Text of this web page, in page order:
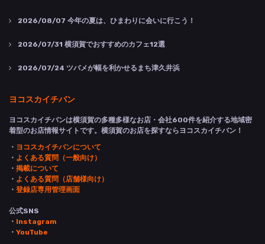
2026/08/07 今年の夏は、ひまわりに会いに行こう！
2026/07/31 横須賀でおすすめのカフェ12選
2026/07/24 ツバメが幅を利かせるまち津久井浜
ヨコスカイチバン
ヨコスカイチバンは横須賀の多種多様なお店・会社600件を紹介する地域密
着型のお店情報サイトです。横須賀のお店を探すならヨコスカイチバン！
・ ヨコスカイチバンについて
・ よくある質問（一般向け）
・ 掲載について
・ よくある質問（店舗様向け）
・ 登録店専用管理画面
公式SNS
・ Instagram
・ YouTube